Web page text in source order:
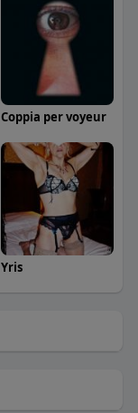
Coppia per voyeur
Yris